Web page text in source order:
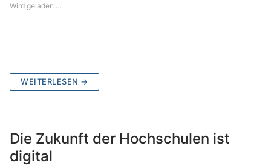
Wird geladen …
WEITERLESEN →
Die Zukunft der Hochschulen ist
digital